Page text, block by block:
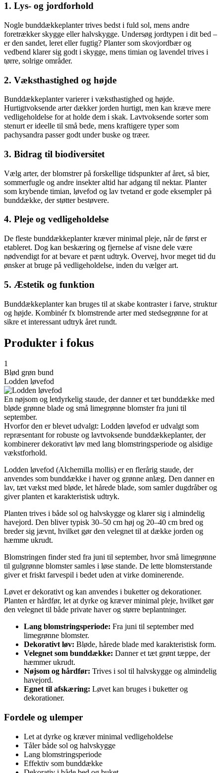
1. Lys- og jordforhold
Nogle bunddækkeplanter trives bedst i fuld sol, mens andre
foretrækker skygge eller halvskygge. Undersøg jordtypen i dit bed –
er den sandet, leret eller fugtig? Planter som skovjordbær og
vedbend klarer sig godt i skygge, mens timian og lavendel trives i
tørre, solrige områder.
2. Væksthastighed og højde
Bunddækkeplanter varierer i væksthastighed og højde.
Hurtigtvoksende arter dækker jorden hurtigt, men kan kræve mere
vedligeholdelse for at holde dem i skak. Lavtvoksende sorter som
stenurt er ideelle til små bede, mens kraftigere typer som
pachysandra passer godt under buske og træer.
3. Bidrag til biodiversitet
Vælg arter, der blomstrer på forskellige tidspunkter af året, så bier,
sommerfugle og andre insekter altid har adgang til nektar. Planter
som krybende timian, løvefod og lav tvetand er gode eksempler på
bunddække, der støtter bestøvere.
4. Pleje og vedligeholdelse
De fleste bunddækkeplanter kræver minimal pleje, når de først er
etableret. Dog kan beskæring og fjernelse af visne dele være
nødvendigt for at bevare et pænt udtryk. Overvej, hvor meget tid du
ønsker at bruge på vedligeholdelse, inden du vælger art.
5. Æstetik og funktion
Bunddækkeplanter kan bruges til at skabe kontraster i farve, struktur
og højde. Kombinér fx blomstrende arter med stedsegrønne for at
sikre et interessant udtryk året rundt.
Produkter i fokus
1
Blød grøn bund
Lodden løvefod
En nøjsom og letdyrkelig staude, der danner et tæt bunddække med
bløde grønne blade og små limegrønne blomster fra juni til
september.
Hvorfor den er blevet udvalgt: Lodden løvefod er udvalgt som
repræsentant for robuste og lavtvoksende bunddækkeplanter, der
kombinerer dekorativt løv med lang blomstringsperiode og alsidige
vækstforhold.
Lodden løvefod (Alchemilla mollis) er en flerårig staude, der
anvendes som bunddække i haver og grønne anlæg. Den danner en
lav, tæt vækst med bløde, let hårede blade, som samler dugdråber og
giver planten et karakteristisk udtryk.
Planten trives i både sol og halvskygge og klarer sig i almindelig
havejord. Den bliver typisk 30–50 cm høj og 20–40 cm bred og
breder sig jævnt, hvilket gør den velegnet til at dække jorden og
hæmme ukrudt.
Blomstringen finder sted fra juni til september, hvor små limegrønne
til gulgrønne blomster samles i løse stande. De lette blomsterstande
giver et friskt farvespil i bedet uden at virke dominerende.
Løvet er dekorativt og kan anvendes i buketter og dekorationer.
Planten er hårdfør, let at dyrke og kræver minimal pleje, hvilket gør
den velegnet til både private haver og større beplantninger.
Lang blomstringsperiode: Fra juni til september med
limegrønne blomster.
Dekorativt løv: Bløde, hårede blade med karakteristisk form.
Velegnet som bunddække: Danner et tæt grønt tæppe, der
hæmmer ukrudt.
Nøjsom og hårdfør: Trives i sol til halvskygge og almindelig
havejord.
Egnet til afskæring: Løvet kan bruges i buketter og
dekorationer.
Fordele og ulemper
Let at dyrke og kræver minimal vedligeholdelse
Tåler både sol og halvskygge
Lang blomstringsperiode
Effektiv som bunddække